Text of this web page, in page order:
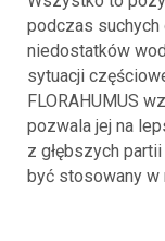
podczas suchych
niedostatków
sytuacji
FLORAHUMUS
pozwala jej na
z głębszych
być stosowany